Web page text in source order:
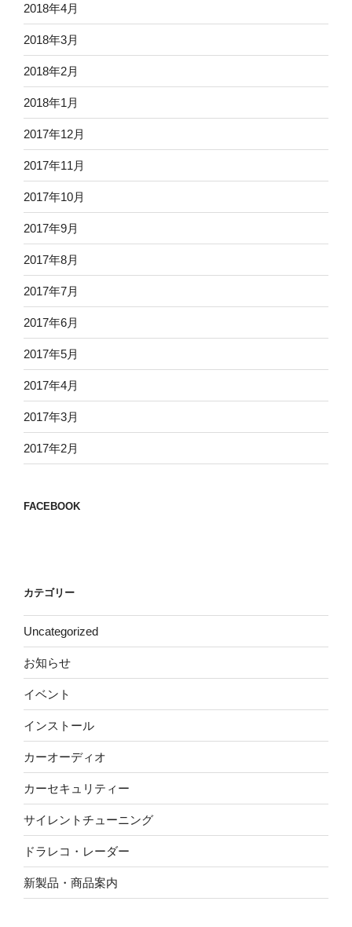
2018年4月
2018年3月
2018年2月
2018年1月
2017年12月
2017年11月
2017年10月
2017年9月
2017年8月
2017年7月
2017年6月
2017年5月
2017年4月
2017年3月
2017年2月
FACEBOOK
カテゴリー
Uncategorized
お知らせ
イベント
インストール
カーオーディオ
カーセキュリティー
サイレントチューニング
ドラレコ・レーダー
新製品・商品案内